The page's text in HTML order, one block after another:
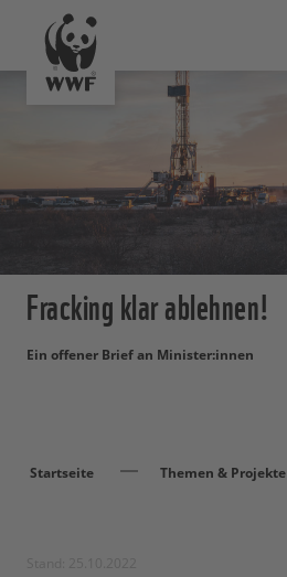
Fracking klar ablehnen!
Ein offener Brief an Minister:innen
Startseite Themen & Projekte